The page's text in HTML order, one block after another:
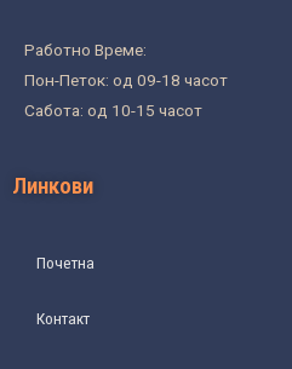
Работно Време:
Пон-Петок: од 09-18 часот
Сабота: од 10-15 часот
Линкови
Почетна
Контакт